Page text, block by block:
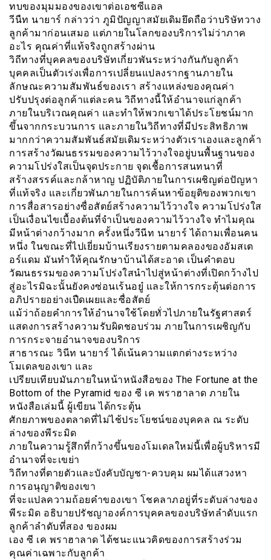
ทบของมุมมองของเขาต่อเอชซีแอล
วีนืท นายาร์ กล่าวว่า ภูมิปัญญาสมัยเดิมยึดถือว่าบริษัทวาง
ลูกค้ามาก่อนเสมอ แต่ภายในโลกของบริการไม่ว่าภาค
อะไร คุณค่าที่แท้จริงถูกสร้างผ่าน
วิถีทางที่บุคคลของบริษัทเกี่ยวพันระหว่างกันกับลูกค้า
บุคคลเป็นตัวเร่งเพื่อการเปลี่ยนแปลงรากฐานภายใน
ลักษณะความสัมพันธ์ของเรา สร้างแหล่งของคุณค่า
ปรับปรุงต่อลูกค้าแต่ละคน วิถีทางนี้ให้อำนาจแก่ลูกค้า
ภายในบริเวณคุณค่า และทำให้พวกเขาได้ประโยชน์มาก
ขึ้นจากกระบวนการ และภายในวิถีทางที่มีประสิทธิภาพ
มากกว่าความสัมพันธ์สมัยเดิมระหว่างตัวเราเองและลูกค้า
การสร้างวัฒนธรรมของความไว้วางใจอยู่บนพื้นฐานของ
ความโปร่งใสเป็นจุดประกาย จุดเชื้อการสนทนาที่
สร้างสรรค์และกล้าหาญ ปฏิบัติภายในการเผชิญต่อปัญหา
ที่แท้จริง และเกี่ยวพันภายในการค้นหาข้อยุติของพวกเขา
การสื่อสารอย่างซื่อสัตย์สร้างความไว้วางใจ ความโปร่งใส
เป็นเงื่อนไขเบื้องต้นที่จำเป็นของความไว้วางใจ ทำไมคุณ
มีหน้าต่างกว้างมาก ครั้งหนึ่งวีนีท นายาร์ ได้ถามเพื่อนคน
หนึ่ง ในขณะที่ไปเยี่ยมบ้านเรียงรายตามคลองของอัมสเต
อร์แดม มันทำให้คุณรักษาบ้านได้สะอาด เป็นคำตอบ
วัฒนธรรมของความโปร่งใสนำไปสู่หน้าต่างที่เปิดกว้างไป
สู่อะไรมิฉะนั้นยังคงซ่อนเร้นอยู๋ และให้การกระตุ้นต่อการ
อภิปรายอย่างเปืดเผยและซื่อสัตย์
แม้ว่าถ้อยคำการให้อำนาจใช้โดยทั่วไปภายในรัฐศาสตร์
แสดงการสร้างความรับผิดชอบร่วม ภายในการเผชิญกับ
การกระจายอำนาจของบริการ
สาธารณะ วินีท นายาร์ ได้เน้นความแตกต่างระหว่าง
โมเดลของเขา และ
เปรียบเทียบมันภายในหน้าหนังสือของ The Fortune at the
Bottom of the Pyramid ของ ซี เค พราฮาลาด ภายใน
หนังสือเล่มนี้ ผู้เขียน ได้กระตุ้น
ศักยภาพของตลาดที่ไม่ไช้ประโยชน์ของบุคคล ณ ระดับ
ล่างของพีระมิด
ภายในความรู้สึกที่กว้างขึ้นของโมเดลใหม่นี้เพื่อผู้บริหารมี
อำนาจที่จะเขย่า
วิถีทางที่ตายตัวและบังคับบัญชา-ควบคุม ผมได้แสวงหา
การอนุญาติของเขา
ที่จะแปลความถ้อยคำของเขา โชคลาภอยู่ที่ระดับล่างของ
พีระมิด อธิบายปรัชญาองค์การบุคคลของบริษัทลำดับแรก
ลูกค้าลำดับที่สอง ของผม
เอง ซี เค พราฮาลาด ได้ชนะแนวคิดของการสร้างร่วม
คุณค่าเฉพาะกับลูกค้า